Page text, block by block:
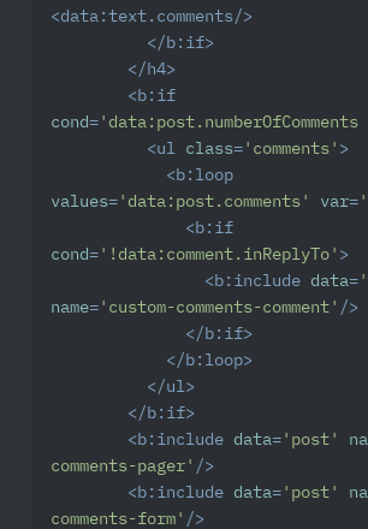
<data:text.comments/>
</ b:if>
</ h4>
<b:if
cond = 'data:post.numberOfComments
<ul class= 'comments' >
<b:loop
values= 'data:post.comments' var=
<b:if
cond = '!data:comment.inReplyTo' >
<b:include data=
name= 'custom-comments-comment' />
</ b:if>
</ b:loop>
</ul>
</ b:if>
<b:include data= 'post'
comments-pager' />
<b:include data= 'post'
comments-form' />